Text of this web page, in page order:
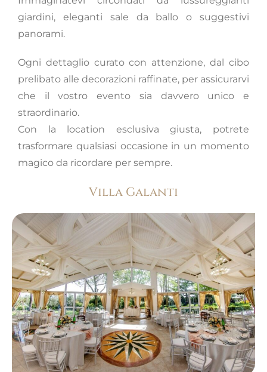
giardini, eleganti sale da ballo o suggestivi
panorami.
Ogni dettaglio curato con attenzione, dal cibo
prelibato alle decorazioni raffinate, per assicurarvi
che il vostro evento sia davvero unico e
straordinario.
Con la location esclusiva giusta, potrete
trasformare qualsiasi occasione in un momento
magico da ricordare per sempre.
Villa Galanti